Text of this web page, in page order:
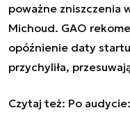
poważne zniszczenia
Michoud. GAO
opóźnienie daty
przychyliła,
Czytaj też: Po